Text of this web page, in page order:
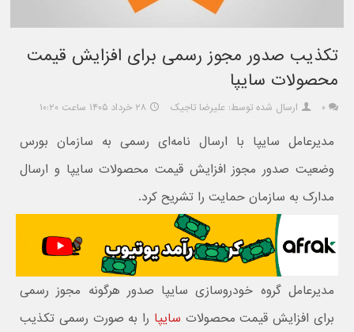
تکذیب صدور مجوز رسمی برای افزایش قیمت
محصولات سایپا
۰ ارسال شده توسط: علیرضا تاجیک ۲۸ خرداد ۱۴۰۵ ساعت ۱۰:۲۰
مدیرعامل سایپا با ارسال نامه‌ای رسمی به سازمان بورس
وضعیت صدور مجوز افزایش قیمت محصولات سایپا و ارسال
مدارک به سازمان حمایت را تشریح کرد.
مدیرعامل گروه خودروسازی سایپا صدور هرگونه مجوز رسمی
برای افزایش قیمت محصولات سایپا را به صورت رسمی تکذیب